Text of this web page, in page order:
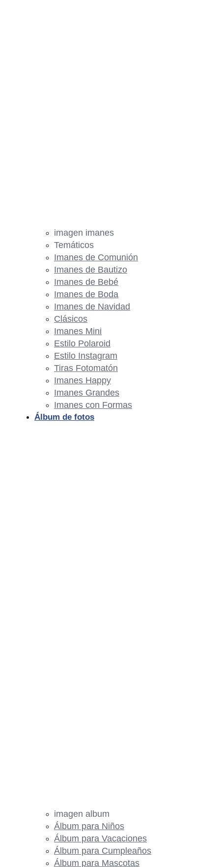
imagen imanes
Temáticos
Imanes de Comunión
Imanes de Bautizo
Imanes de Bebé
Imanes de Boda
Imanes de Navidad
Clásicos
Imanes Mini
Estilo Polaroid
Estilo Instagram
Tiras Fotomatón
Imanes Happy
Imanes Grandes
Imanes con Formas
Álbum de fotos
imagen album
Álbum para Niños
Álbum para Vacaciones
Álbum para Cumpleaños
Álbum para Mascotas